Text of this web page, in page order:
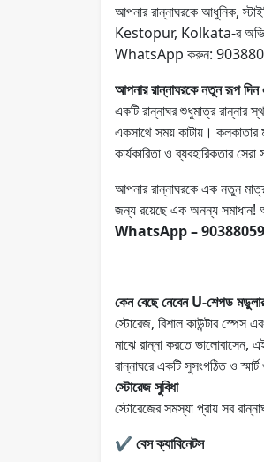
আপনার রান্নাঘরকে আধুনিক,
Kestopur, Kolkata-র অভিজ্ঞ
WhatsApp করুন:
আপনার রান্নাঘরকে নতুন রূপ
একটি রান্নাঘর শুধুমাত্র রান্নার
একসাথে সময় কাটায়।
কার্যকারিতা ও ব্যবহারিকতার
আপনার রান্নাঘরকে এক নতুন
জন্য রয়েছে এক অনন্য সমাধান!
WhatsApp –
কেন বেছে নেবেন U-শেপড
স্টোরেজ, বিশাল কাউন্টার স্পেস
মাঝে রান্না করতে
রান্নাঘরে একটি সুসংগঠিত ও
স্টোরেজ সুবিধা
স্টোরেজের সমস্যা প্রায় সব
✔ বেস ক্যাবিনেটস